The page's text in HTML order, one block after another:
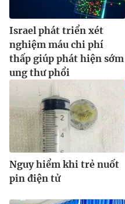
Israel phát triển xét
nghiệm máu chi phí
thấp giúp phát hiện sớm
ung thư phổi
Nguy hiểm khi trẻ nuốt
pin điện tử